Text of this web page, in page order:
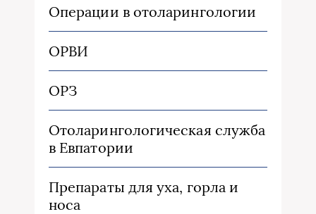
Операции в отоларингологии
ОРВИ
ОРЗ
Отоларингологическая служба
в Евпатории
Препараты для уха, горла и
носа